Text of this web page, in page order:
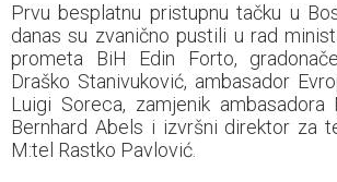
Prvu besplatnu pristupnu tačku u
danas su zvanično pustili u rad
prometa BiH Edin Forto,
Draško Stanivuković, ambasador
Luigi Soreca, zamjenik ambasadora
Bernhard Abels i izvršni direktor za
M:tel Rastko Pavlović.